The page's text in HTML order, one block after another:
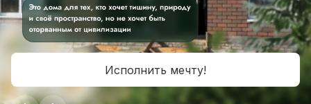
Исполнить мечту!